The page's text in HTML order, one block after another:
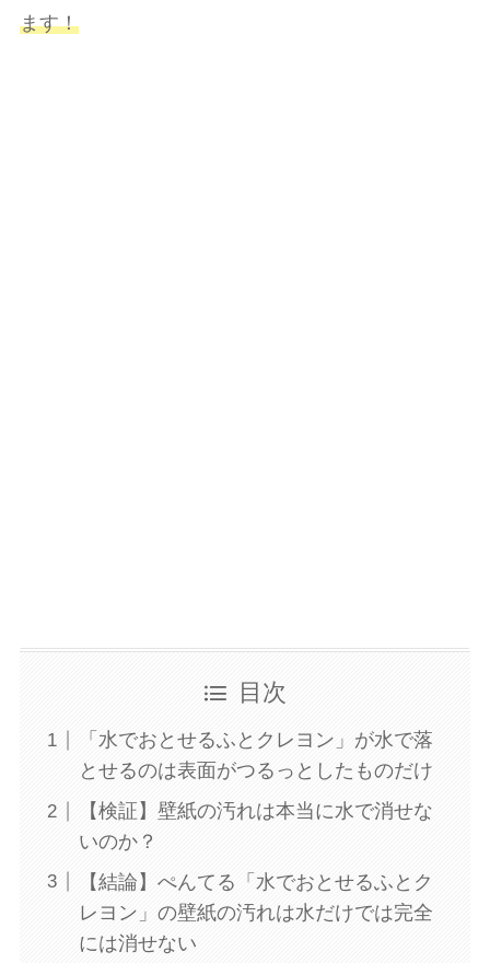
ます！
目次
「水でおとせるふとクレヨン」が水で落
とせるのは表面がつるっとしたものだけ
【検証】壁紙の汚れは本当に水で消せな
いのか？
【結論】ぺんてる「水でおとせるふとク
レヨン」の壁紙の汚れは水だけでは完全
には消せない